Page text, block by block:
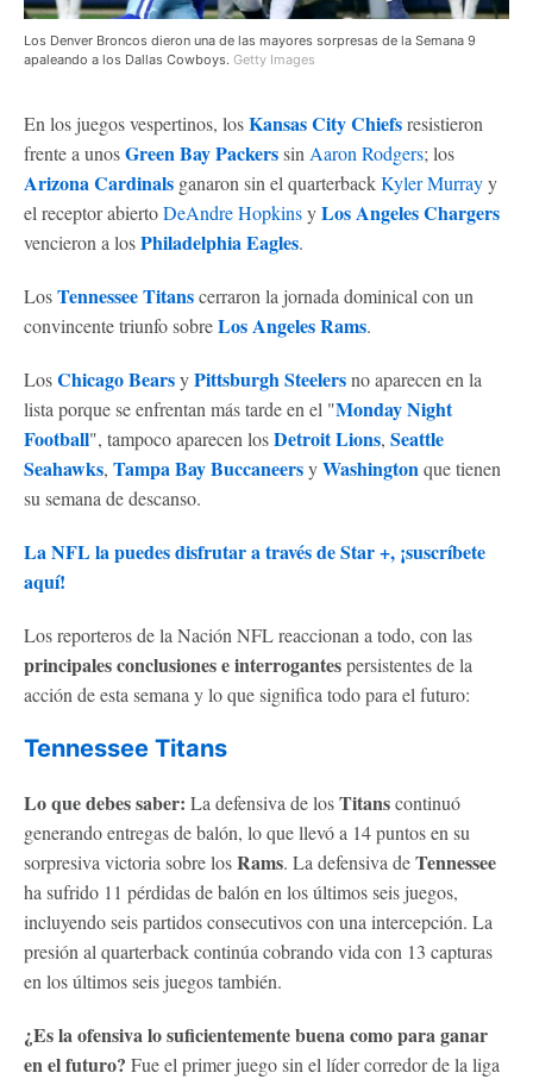
Los Denver Broncos dieron una de las mayores sorpresas de la Semana 9
apaleando a los Dallas Cowboys. Getty Images
En los juegos vespertinos, losKansas City Chiefsresistieron
frente a unosGreen Bay Packerssin Aaron Rodgers; los
Arizona Cardinals ganaron sin el quarterbackKyler Murrayy
el receptor abiertoDeAndre HopkinsyLos Angeles Chargers
vencieron a losPhiladelphia Eagles.
LosTennessee Titanscerraron la jornada dominical con un
convincente triunfo sobreLos Angeles Rams.
LosChicago BearsyPittsburgh Steelersno aparecen en la
lista porque se enfrentan más tarde en el "Monday Night
Football", tampoco aparecen losDetroit Lions, Seattle
Seahawks, Tampa Bay BuccaneersyWashingtonque tienen
su semana de descanso.
La NFL la puedes disfrutar a través de Star +, ¡suscríbete
aquí!
Los reporteros de la Nación NFL reaccionan a todo, con las
principales conclusiones e interrogantespersistentes de la
acción de esta semana y lo que significa todo para el futuro:
Tennessee Titans
Lo que debes saber: La defensiva de losTitanscontinuó
generando entregas de balón, lo que llevó a 14 puntos en su
sorpresiva victoria sobre losRams. La defensiva deTennessee
ha sufrido 11 pérdidas de balón en los últimos seis juegos,
incluyendo seis partidos consecutivos con una intercepción. La
presión al quarterback continúa cobrando vida con 13 capturas
en los últimos seis juegos también.
¿Es la ofensiva lo suficientemente buena como para ganar
en el futuro? Fue el primer juego sin el líder corredor de la liga